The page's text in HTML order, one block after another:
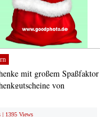
mit großem Spaßfaktor
von
| 1395 Views